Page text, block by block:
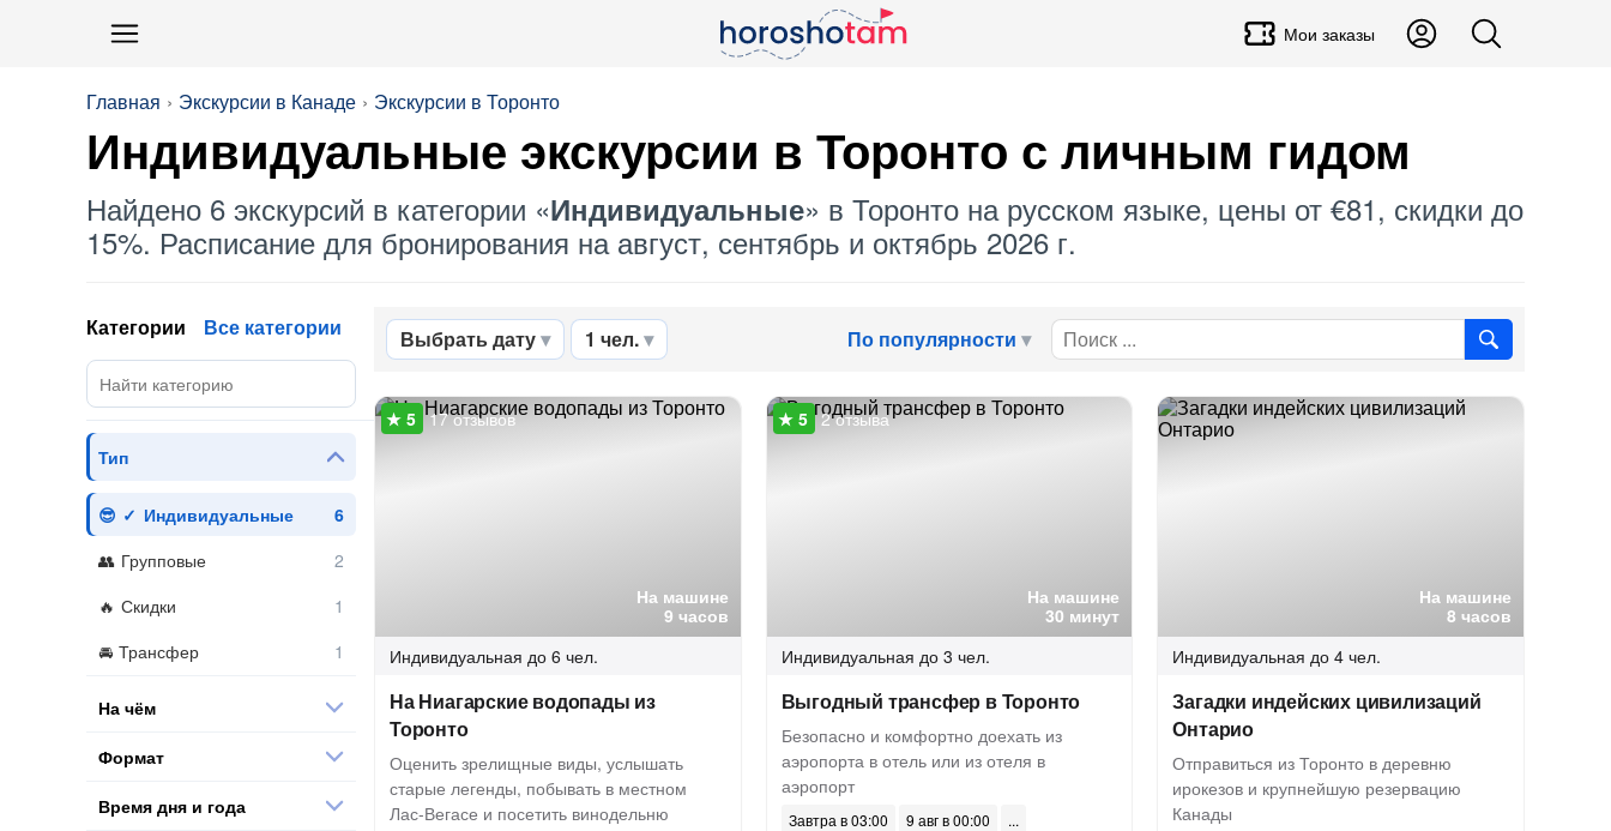
Мои заказы
Главная Экскурсии в Канаде Экскурсии в Торонто
Индивидуальные экскурсии в Торонто с личным гидом
Найдено 6 экскурсий в категории «Индивидуальные» в Торонто на русском языке, цены от €81, скидки до
15%. Расписание для бронирования на август, сентябрь и октябрь 2026 г.
Выбрать дату 1 чел. По популярности
На машине
9 часов
17 отзывов
Индивидуальная до 6 чел.
На Ниагарские водопады из
Торонто
Оценить зрелищные виды, услышать
старые легенды, побывать в местном
Лас-Вегасе и посетить винодельню
На машине
30 минут
2 отзыва
Индивидуальная до 3 чел.
Выгодный трансфер в Торонто
Безопасно и комфортно доехать из
аэропорта в отель или из отеля в
аэропорт
Завтра в 03:00
9 авг в 00:00
На машине
8 часов
Индивидуальная до 4 чел.
Загадки индейских цивилизаций
Онтарио
Отправиться из Торонто в деревню
ирокезов и крупнейшую резервацию
Канады
Категории Все категории
Тип
Индивидуальные
Групповые
Скидки
Трансфер
На чём
Формат
Время дня и года